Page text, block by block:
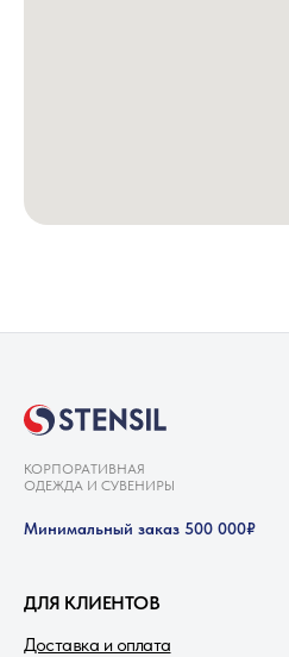
КОРПОРАТИВНАЯ
ОДЕЖДА И СУВЕНИРЫ
Минимальный заказ 500 000₽
Доставка и оплата
ДЛЯ КЛИЕНТОВ